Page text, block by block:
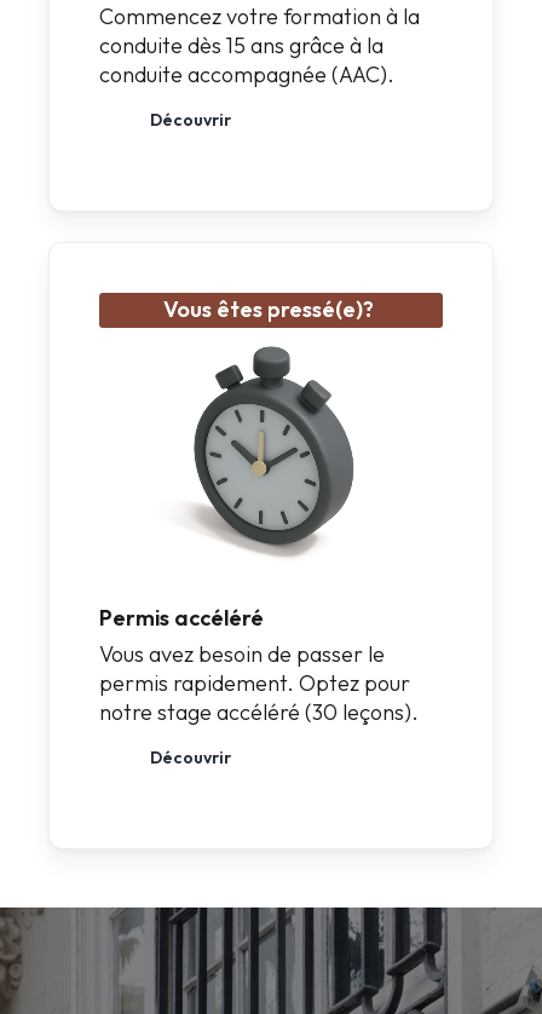
Commencez votre formation à la
conduite dès 15 ans grâce à la
conduite accompagnée (AAC).
Découvrir
Vous êtes pressé(e)?
Permis accéléré
Vous avez besoin de passer le
permis rapidement. Optez pour
notre stage accéléré (30 leçons).
Découvrir